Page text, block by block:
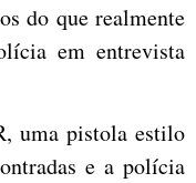
do que realmente
em entrevista
uma pistola estilo
e a polícia